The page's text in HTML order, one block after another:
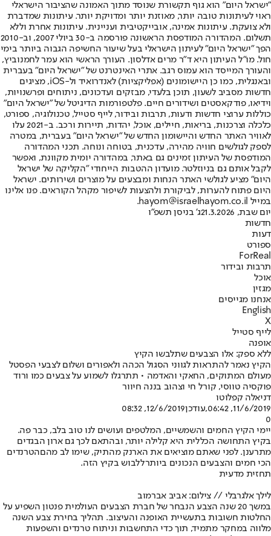
"ישראל היום" הוא גוף תקשורת שנוסד מתוך האמונה שהציבור הישראלי
ראוי לעיתונות טובה יותר, מאוזנת יותר ומדויקת יותר. עיתונות שמדברת
ולא צועקת. עיתונות אמינה, אובייקטיבית ועניינית. עיתונות אחרת וללא
תשלום. המהדורה המודפסת הראשונה פורסמה ב-30 ביולי 2007, וב-2010
הפך "ישראל היום" לעיתון הישראלי בעל שיעור החשיפה הגבוה ביותר בימי
חול. מו"ל העיתון היא ד"ר מרים אדלסון. העורך הראשי הוא עמר לחמנוביץ,
והעורך המייסד הוא עמוס רגב. אתרי האינטרנט של "ישראל היום" בעברית
ובאנגלית, כמו כן היישומונים (אפליקציות) לאנדרואיד ול-iOS, מציגים
חדשות מסביב לשעון, תוכן בלעדי, מבזקים ועדכונים, ניתוחים ופרשנויות,
וידיאו, פודקאסטים ושידורים חיים. פלטפורמות הדיגיטל של "ישראל היום"
כוללות ערוצי חדשות ודעות, תרבות ובידור, לייף סטייל, טכנולוגיה, ספורט,
כלכלה וצרכנות, בריאות, חיילים, אוכל, יהדות, תיירות ורכב. ב-2021 עלו
לאוויר האתר החדש והיישומון החדש של "ישראל היום" בעברית, במטרה
לספק לגולשים חוויה מהירה, עדכנית, בטוחה ונוחה. תכני המהדורה
המודפסת של העיתון זמינים גם באתר, במהדורה יומית מקוונת, ואפשר
לקבל אותם גם בניוזלטר. מועדון ההטבות הייחודי "הקליקה של ישראל
היום" מציע לגולשי האתר הנחות ומבצעים על מוצרים ושירותים. ישראל
היום פתוח להערות, לביקורת ולהצעות לשיפור מקהל הקוראים. פנו אלינו
במייל hayom@israelhayom.co.il.
יום שבת, 21.3.2026
ג' בניסן תשפ"ו
חדשות
דעות
ספורט
ForReal
תרבות ובידור
אוכל
מגזין
אנחנו מגייסים
English
X
לייף סטייל
אופנה
ללא ספק: אלו הצבעים שתלבשו הקיץ
הקיץ נאמר להתראות לגווני הסגול הכהה ולאפורים ושלום לצבעי הפסטל
מעולם המתוקים, החאקי והאדמה • תתרגלו לשמוע על צבעים כמו ורוד
פוקסיה טווסי, קורל חי וצהוב בננה חיוור
דניאלה קפלוטו
11/6/2019, 06:42
,עודכן12/6/2019, 08:32
0
יימי הקיץ החמים והשמשיים, המלטפים ועושים לנו טוב בלב, כבר פה.
בקיץ התחושה הכללית היא קלילה יותר, ובהתאם לכך גם ארון הבגדים
מתרענן. לפני שאתם מוציאים את הארנק מהתיק, שימו לב מהםהטרנדים
הכי חמים והצבעים הנכונים ביותרללבוש בקיץ הזה.
תחזית מדעית
לילך אלגרבלי // צילום: אביב אברמוב
במשך 20 שנה הצבע הנבחר של חברת הצבעים העולמית פנטון השפיע על
החלטות חשובות בתעשיית האופנה והעיצוב. תהליך בחירת צבע השנה
מלווה במחקר מתמיד, תוך כדי התחשבות וניתוח טרנדים והשפעות